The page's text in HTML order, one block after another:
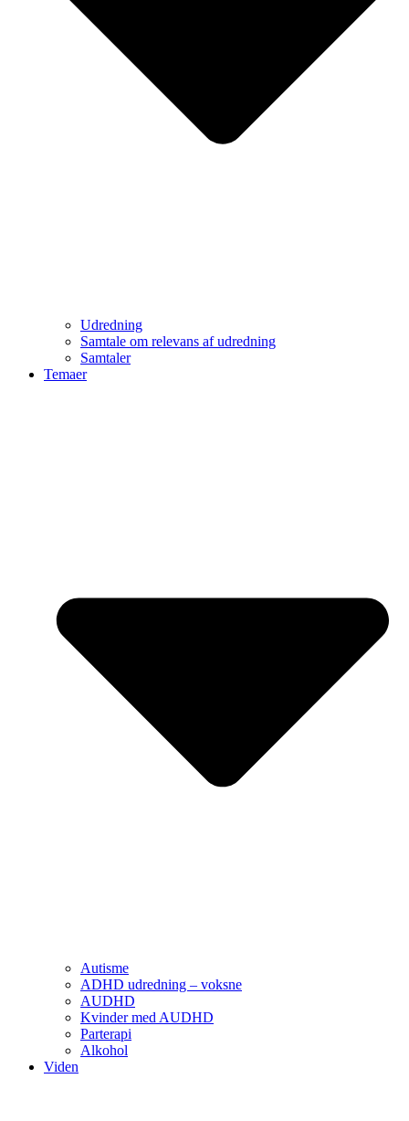
Udredning
Samtale om relevans af udredning
Samtaler
Temaer
Autisme
ADHD udredning – voksne
AUDHD
Kvinder med AUDHD
Parterapi
Alkohol
Viden